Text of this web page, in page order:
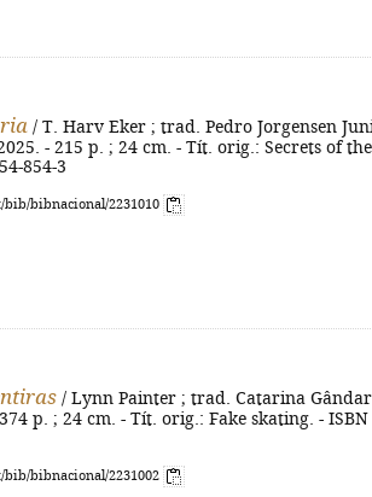
/ T. Harv Eker ; trad. Pedro Jorgensen
- 215 p. ; 24 cm. - Tít. orig.: Secrets of the
854-3
bibnacional/2231010
/ Lynn Painter ; trad. Catarina
p. ; 24 cm. - Tít. orig.: Fake skating. - ISBN
bibnacional/2231002